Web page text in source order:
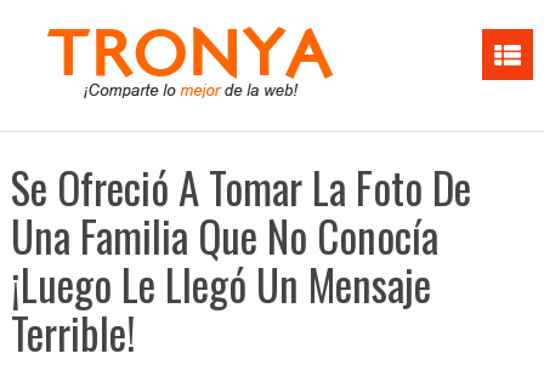
Se Ofreció A Tomar La Foto De
Una Familia Que No Conocía
¡Luego Le Llegó Un Mensaje
Terrible!